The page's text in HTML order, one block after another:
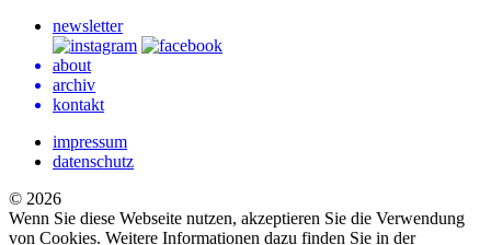
newsletter
about
archiv
kontakt
impressum
datenschutz
© 2026
Wenn Sie diese Webseite nutzen, akzeptieren Sie die Verwendung
von Cookies. Weitere Informationen dazu finden Sie in der